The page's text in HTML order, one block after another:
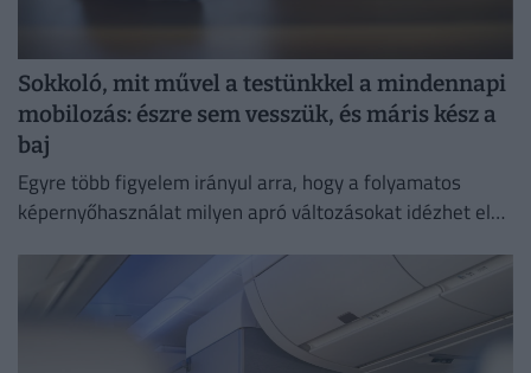
Sokkoló, mit művel a testünkkel a mindennapi
mobilozás: észre sem vesszük, és máris kész a
baj
Egyre több figyelem irányul arra, hogy a folyamatos
képernyőhasználat milyen apró változásokat idézhet elő